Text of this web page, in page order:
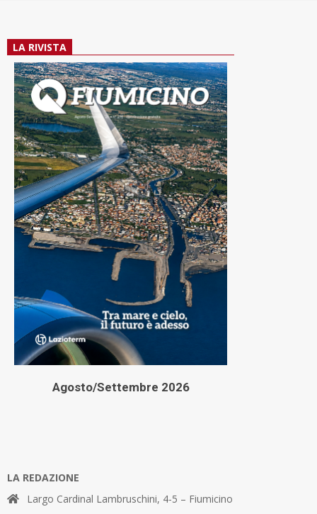
LA RIVISTA
Agosto/Settembre 2026
LA REDAZIONE
Largo Cardinal Lambruschini, 4-5 – Fiumicino